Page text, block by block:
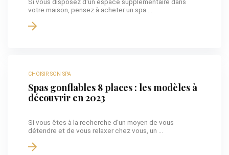
votre maison, pensez à acheter un spa ...
CHOISIR SON SPA
Spas gonflables 8 places : les modèles à
découvrir en 2023
Si vous êtes à la recherche d'un moyen de vous
détendre et de vous relaxer chez vous, un ...